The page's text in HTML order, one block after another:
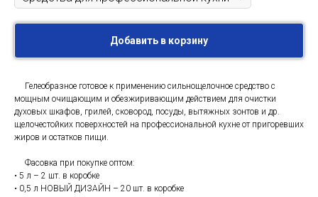
Добавить в корзину
Гелеобразное готовое к применению сильнощелочное средство с
мощным очищающим и обезжиривающим действием для очистки
духовых шкафов, грилей, сковород, посуды, вытяжных зонтов и др.
щелочестойких поверхностей на профессиональной кухне от пригоревших
жиров и остатков пищи.
Фасовка при покупке оптом:
• 5 л – 2 шт. в коробке
• 0,5 л НОВЫЙ ДИЗАЙН – 20 шт. в коробке